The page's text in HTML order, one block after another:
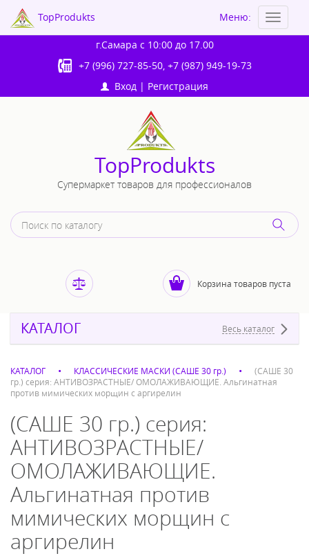
г.Самара с 10:00 до 17.00
+7 (996) 727-85-50, +7 (987) 949-19-73
Вход | Регистрация
TopProdukts
Супермаркет товаров для профессионалов
Корзина товаров пуста
TopProdukts
Toggle
Меню:
КАТАЛОГ Весь каталог
КАТАЛОГ КЛАССИЧЕСКИЕ МАСКИ (САШЕ 30 гр.)
(САШЕ 30
гр.) серия: АНТИВОЗРАСТНЫЕ/ ОМОЛАЖИВАЮЩИЕ. Альгинатная
против мимических морщин с аргирелин
(САШЕ 30 гр.) серия:
АНТИВОЗРАСТНЫЕ/
ОМОЛАЖИВАЮЩИЕ.
Альгинатная против
мимических морщин с
аргирелин